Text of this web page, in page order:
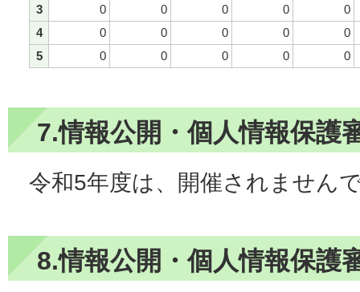
3
0 0 0 0
0
4
0 0 0 0
0
5
0 0 0 0 0
7.情報公開・個人情報保護
令和5年度は、開催されません
8.情報公開・個人情報保護